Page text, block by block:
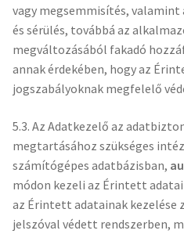
vagy megsemmisítés,
és sérülés, továbbá az
megváltozásából fakadó
annak érdekében, hogy az
jogszabályoknak megfelelő
5.3. Az Adatkezelő az
megtartásához szükséges
számítógépes adatbázisban,
módon kezeli az Érintett
az Érintett adatainak kezelése
jelszóval védett rendszerben,